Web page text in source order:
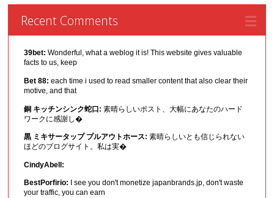
Recent Comments
39bet: Wonderful, what a weblog it is! This website gives valuable
facts to us, keep
Bet 88: each time i used to read smaller content that also clear their
motive, and that
銅 キッチンシンク蛇口: 素晴らしいポスト、大幅にあなたのハード
ワークに感謝し�
黒 ミキサータップ プルアウトホース: 素晴らしいとも信じられない
ほどのブログサイト。私は実�
CindyAbell:
BestPorfirio:
I see you don't monetize japanbrands.jp, don't waste
your traffic, you can earn